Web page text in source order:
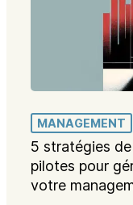
MANAGEMENT
5 stratégies
pilotes pour
votre